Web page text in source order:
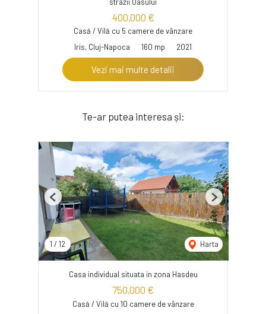
400,000 €
Casă / Vilă cu 5 camere de vânzare
Iris, Cluj-Napoca
160 mp 2021
Vezi mai multe detalii
Te-ar putea interesa și:
1 / 12 Harta
Previous Next
Casa individual situata in zona Hasdeu
750,000 €
Casă / Vilă cu 10 camere de vânzare